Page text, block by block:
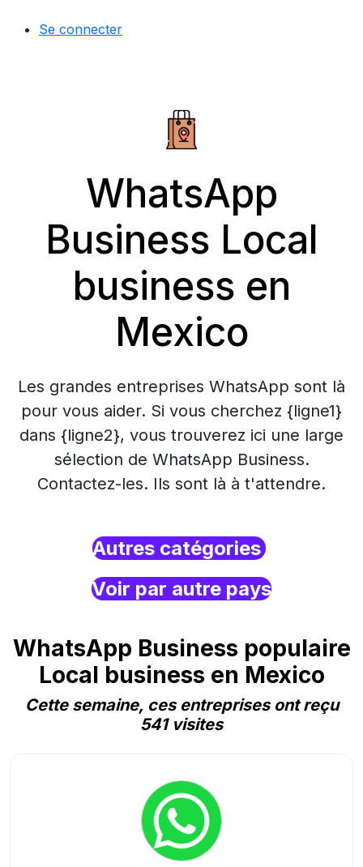
Se connecter
WhatsApp
Business Local
business en
Mexico
Les grandes entreprises WhatsApp sont là
pour vous aider. Si vous cherchez {ligne1}
dans {ligne2}, vous trouverez ici une large
sélection de WhatsApp Business.
Contactez-les. Ils sont là à t'attendre.
Autres catégories
Voir par autre pays
WhatsApp Business populaire
Local business en Mexico
Cette semaine, ces entreprises ont reçu
541 visites